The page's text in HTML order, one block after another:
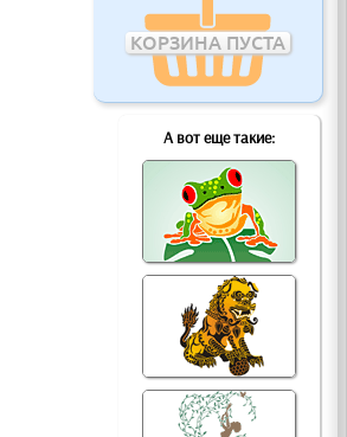
КОРЗИНА ПУСТА
А вот еще такие: